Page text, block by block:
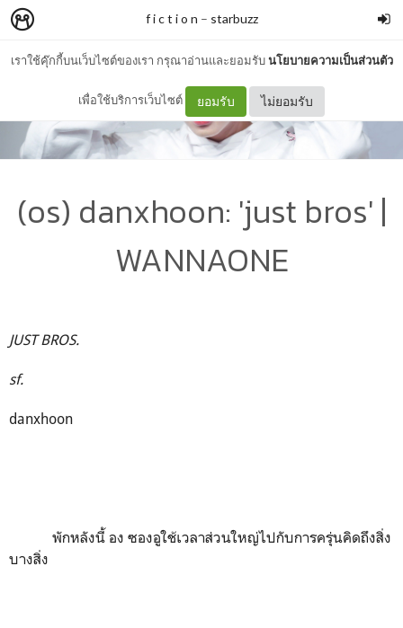
เราใช้คุ๊กกี้บนเว็บไซต์ของเรา กรุณาอ่านและยอมรับนโยบายความเป็นส่วนตัว
เพื่อใช้บริการเว็บไซต์ ยอมรับ ไม่ยอมรับ
f i c t i o n – starbuzz
(os) danxhoon: 'just bros' |
WANNAONE
JUST BROS.
sf.
danxhoon
พักหลังนี้ อง ซองอูใช้เวลาส่วนใหญ่ไปกับการครุ่นคิดถึงสิ่ง
บางสิ่ง